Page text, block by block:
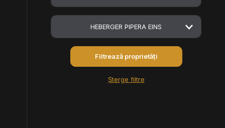
HEBERGER PIPERA EINS
Șterge filtre